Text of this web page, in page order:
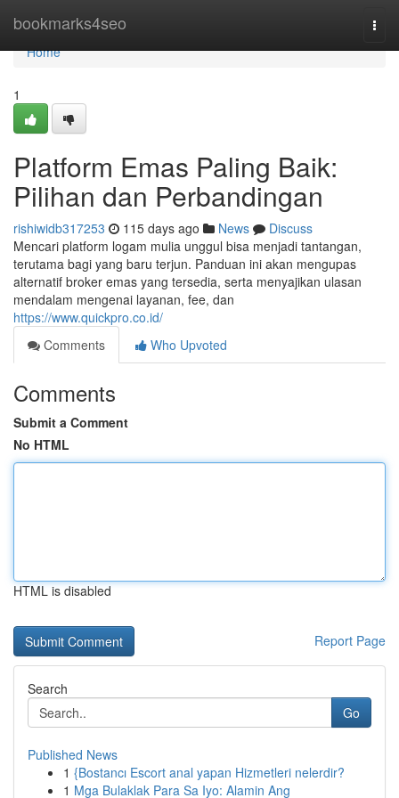
bookmarks4seo
Home
Home
1
Platform Emas Paling Baik:
Pilihan dan Perbandingan
rishiwidb317253 115 days ago News
Discuss
Mencari platform logam mulia unggul bisa menjadi tantangan,
terutama bagi yang baru terjun. Panduan ini akan mengupas
alternatif broker emas yang tersedia, serta menyajikan ulasan
mendalam mengenai layanan, fee, dan
https://www.quickpro.co.id/
Comments
Who Upvoted
Comments
Submit a Comment
No HTML
HTML is disabled
Report Page
Search
Go
Published News
1 {Bostancı Escort anal yapan Hizmetleri nelerdir?
1 Mga Bulaklak Para Sa Iyo: Alamin Ang